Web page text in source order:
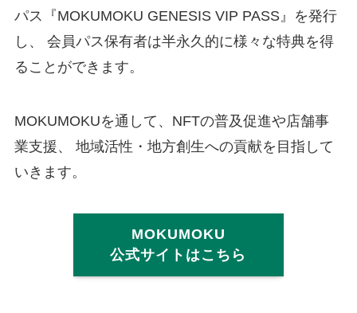
パス『MOKUMOKU GENESIS VIP PASS』を発行
し、 会員パス保有者は半永久的に様々な特典を得
ることができます。
MOKUMOKUを通して、NFTの普及促進や店舗事
業支援、 地域活性・地方創生への貢献を目指して
いきます。
MOKUMOKU
公式サイトはこちら